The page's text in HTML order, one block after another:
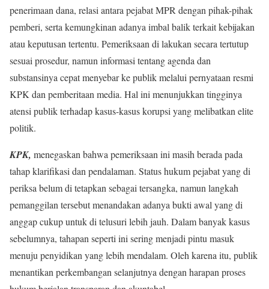
penerimaan dana, relasi antara pejabat MPR dengan pihak-pihak
pemberi, serta kemungkinan adanya imbal balik terkait kebijakan
atau keputusan tertentu. Pemeriksaan di lakukan secara tertutup
sesuai prosedur, namun informasi tentang agenda dan
substansinya cepat menyebar ke publik melalui pernyataan resmi
KPK dan pemberitaan media. Hal ini menunjukkan tingginya
atensi publik terhadap kasus-kasus korupsi yang melibatkan elite
politik.
KPK, menegaskan bahwa pemeriksaan ini masih berada pada
tahap klarifikasi dan pendalaman. Status hukum pejabat yang di
periksa belum di tetapkan sebagai tersangka, namun langkah
pemanggilan tersebut menandakan adanya bukti awal yang di
anggap cukup untuk di telusuri lebih jauh. Dalam banyak kasus
sebelumnya, tahapan seperti ini sering menjadi pintu masuk
menuju penyidikan yang lebih mendalam. Oleh karena itu, publik
menantikan perkembangan selanjutnya dengan harapan proses